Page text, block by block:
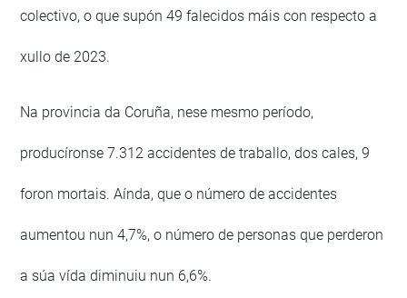
colectivo, o que supón 49 falecidos máis con respecto a
xullo de 2023.
Na provincia da Coruña, nese mesmo período,
producíronse 7.312 accidentes de traballo, dos cales, 9
foron mortais. Aínda, que o número de accidentes
aumentou nun 4,7%, o número de personas que perderon
a súa vída diminuiu nun 6,6%.